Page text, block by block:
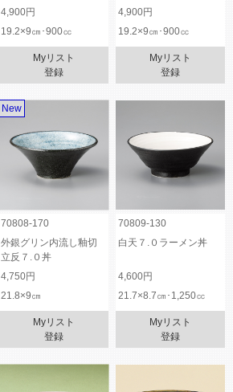
4,900円
4,900円
19.2×9㎝･900㏄ 19.2×9㎝･900㏄
Myリスト
登録
Myリスト
登録
New
70808-170
70809-130
外銀グリン内流し釉切
立反７.０丼
白天７.０ラーメン丼
4,750円
4,600円
21.8×9㎝ 21.7×8.7㎝･1,250㏄
Myリスト
登録
Myリスト
登録